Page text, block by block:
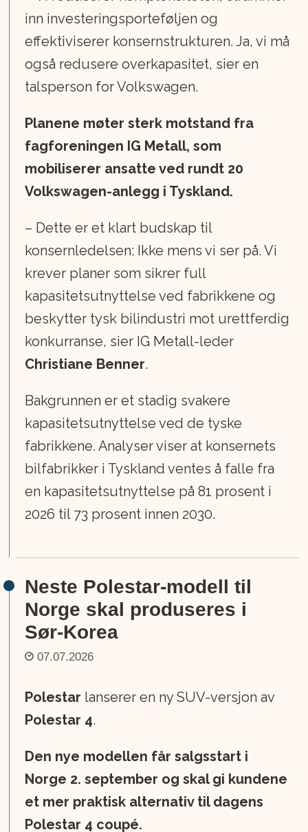
inn investeringsporteføljen og
effektiviserer konsernstrukturen. Ja, vi må
også redusere overkapasitet, sier en
talsperson for Volkswagen.
Planene møter sterk motstand fra
fagforeningen IG Metall, som
mobiliserer ansatte ved rundt 20
Volkswagen-anlegg i Tyskland.
– Dette er et klart budskap til
konsernledelsen: Ikke mens vi ser på. Vi
krever planer som sikrer full
kapasitetsutnyttelse ved fabrikkene og
beskytter tysk bilindustri mot urettferdig
konkurranse, sier IG Metall-leder
Christiane Benner.
Bakgrunnen er et stadig svakere
kapasitetsutnyttelse ved de tyske
fabrikkene. Analyser viser at konsernets
bilfabrikker i Tyskland ventes å falle fra
en kapasitetsutnyttelse på 81 prosent i
2026 til 73 prosent innen 2030.
Neste Polestar-modell til
Norge skal produseres i
Sør-Korea
07.07.2026
Polestar lanserer en ny SUV-versjon av
Polestar 4.
Den nye modellen får salgsstart i
Norge 2. september og skal gi kundene
et mer praktisk alternativ til dagens
Polestar 4 coupé.